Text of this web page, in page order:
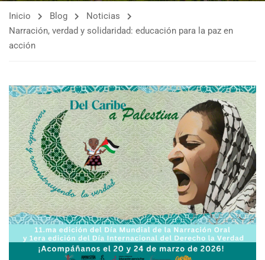
Inicio Blog
Noticias
Narración, verdad y solidaridad: educación para la paz en
acción